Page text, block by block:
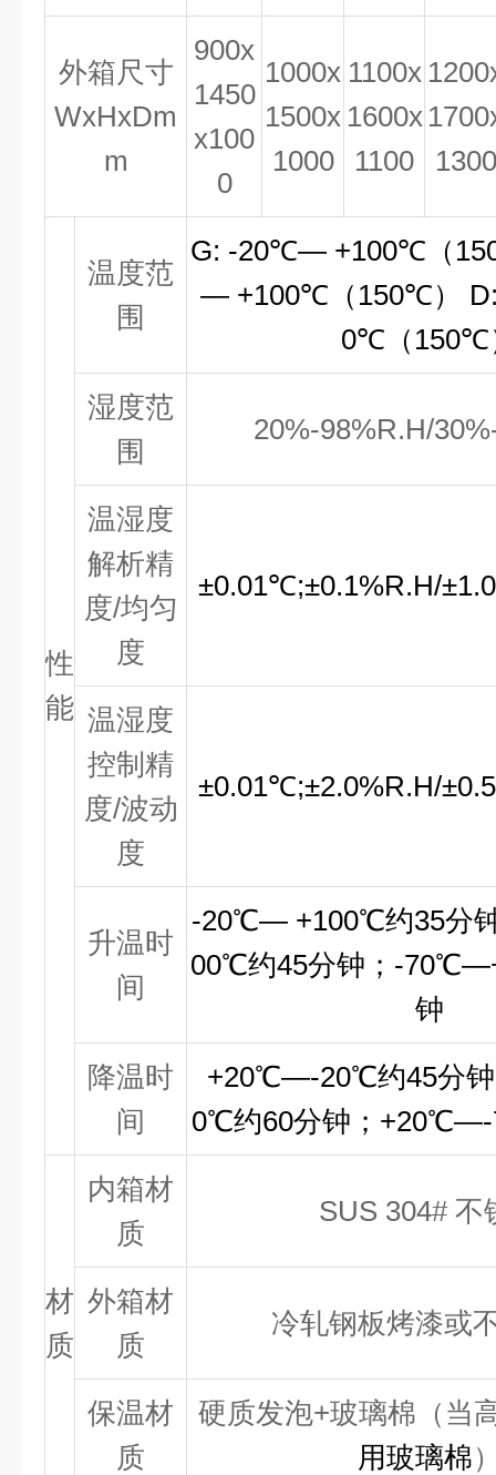
外箱尺寸
WxHxDm
m
900x
1450
x100
0
1000x
1500x
1000
1100x
1600x
1100
1300
性
能
温度范
围
G: -20℃— +100℃（
— +100℃（150℃）
0℃（150℃
湿度范
围
20%-98%R.H/
温湿度
解析精
度/均匀
度
±0.01℃;±0.1%R.H/±
温湿度
控制精
度/波动
度
±0.01℃;±2.0%R.H/±
升温时
间
-20℃— +100℃约35分
00℃约45分钟； -
钟
降温时
间
+20℃—-20℃约45分
0℃约60分钟；+20℃—
材
质
内箱材
质
SUS 304# 不
外箱材
质
冷轧钢板烤漆或
保温材
质
硬质发泡+玻璃棉（当
用玻璃棉